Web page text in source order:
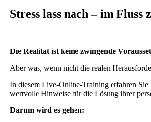
Stress lass nach – im Fluss
Die Realität ist keine zwingende
Aber was, wenn nicht die realen
In diesem Live-Online-Training erfahren Sie
wertvolle Hinweise für die Lösung ihrer
Darum wird es gehen: